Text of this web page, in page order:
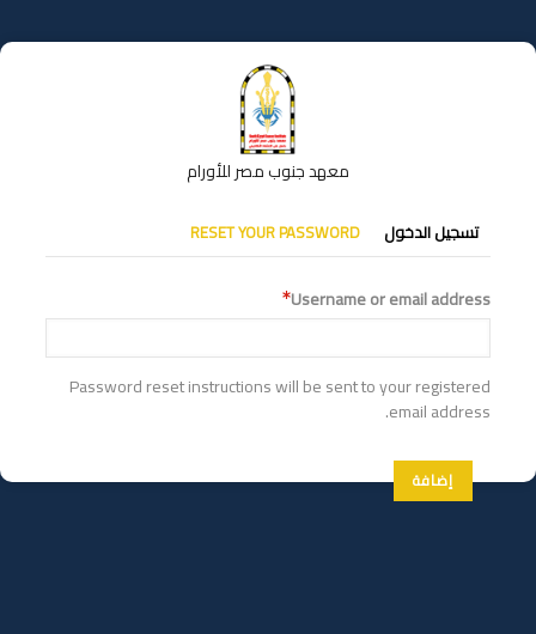
إلى
المحتوى
معهد جنوب مصر للأورام
التبويبات
الأساسية
تسجيل الدخول RESET YOUR PASSWORD
Username or email address
Password reset instructions will be sent to your registered
email address.